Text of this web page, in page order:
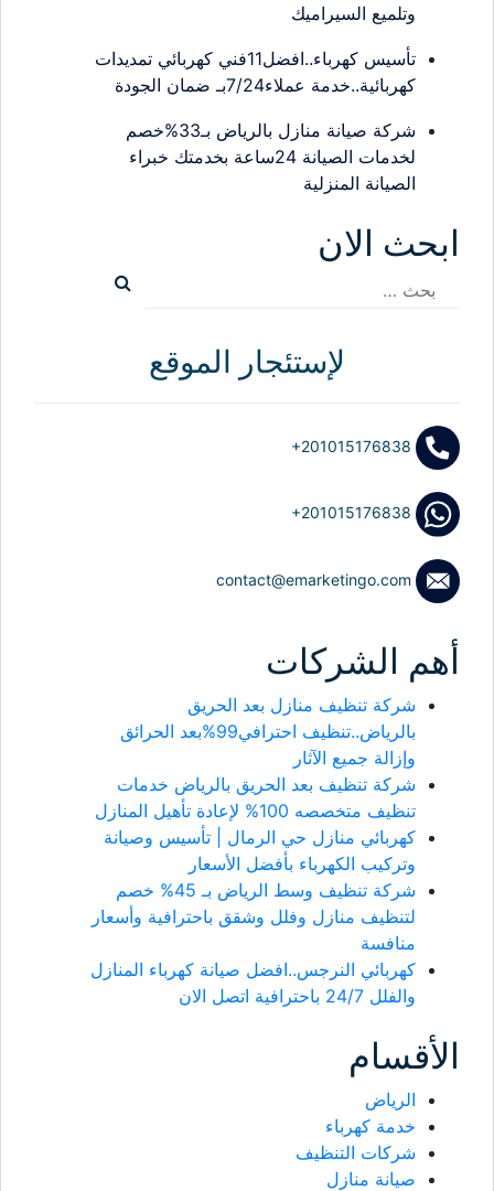
وتلميع السيراميك
تأسيس كهرباء..افضل11فني كهربائي تمديدات
كهربائية..خدمة عملاء7/24بـ ضمان الجودة
شركة صيانة منازل بالرياض بـ33%خصم
لخدمات الصيانة 24ساعة بخدمتك خبراء
الصيانة المنزلية
ابحث الان
البحث
لإستئجار الموقع
+201015176838
+201015176838
contact@emarketingo.com
أهم الشركات
شركة تنظيف منازل بعد الحريق
بالرياض..تنظيف احترافي99%بعد الحرائق
وإزالة جميع الآثار
شركة تنظيف بعد الحريق بالرياض خدمات
تنظيف متخصصه 100% لإعادة تأهيل المنازل
كهربائي منازل حي الرمال | تأسيس وصيانة
وتركيب الكهرباء بأفضل الأسعار
شركة تنظيف وسط الرياض بـ 45% خصم
لتنظيف منازل وفلل وشقق باحترافية وأسعار
منافسة
كهربائي النرجس..افضل صيانة كهرباء المنازل
والفلل 24/7 باحترافية اتصل الان
الأقسام
الرياض
خدمة كهرباء
شركات التنظيف
صيانة منازل